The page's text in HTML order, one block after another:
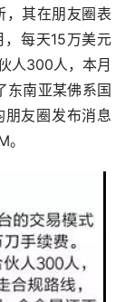
其在朋友圈表
，每天15万美元
人300人，本月
东南亚某佛系国
朋友圈发布消息